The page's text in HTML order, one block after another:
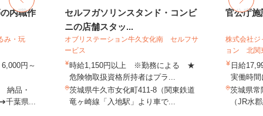
内職作
み・玩
円～
納品・
千葉県...
セルフガソリンスタンド・コンビ
ニの店舗スタッ...
オブリステーション牛久女化南 セルフサ
ービス
時給1,150円以上 ※勤務による ★
危険物取扱資格所持者はプラ...
茨城県牛久市女化町411-8（関東鉄道
竜ヶ崎線「入地駅」より車で...
官公庁施
株式会社ジ
ョン 北関
日給
実働時
茨城県常
（JR水